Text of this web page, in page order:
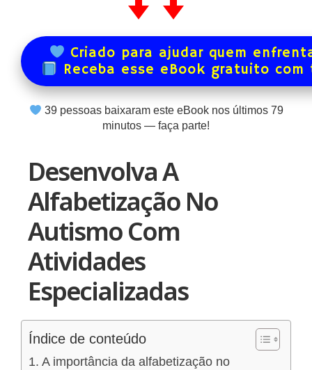
Criado para ajudar quem
Receba esse eBook gratuito
39pessoas baixaram este eBook nos últimos 79
minutos — faça parte!
Desenvolva A
Alfabetização No
Autismo Com
Atividades
Especializadas
Índice de conteúdo
A importância da alfabetização no